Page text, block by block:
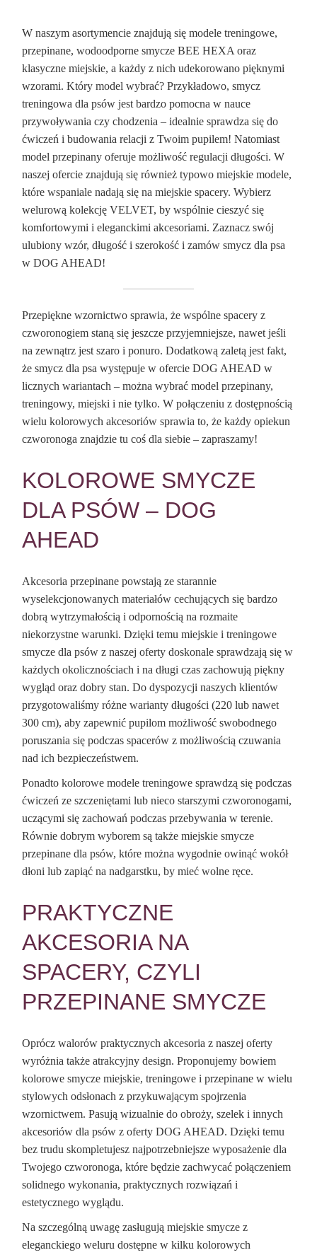
W naszym asortymencie znajdują się modele treningowe,
przepinane, wodoodporne smycze BEE HEXA oraz
klasyczne miejskie, a każdy z nich udekorowano pięknymi
wzorami. Który model wybrać? Przykładowo, smycz
treningowa dla psów jest bardzo pomocna w nauce
przywoływania czy chodzenia – idealnie sprawdza się do
ćwiczeń i budowania relacji z Twoim pupilem! Natomiast
model przepinany oferuje możliwość regulacji długości. W
naszej ofercie znajdują się również typowo miejskie modele,
które wspaniale nadają się na miejskie spacery. Wybierz
welurową kolekcję VELVET, by wspólnie cieszyć się
komfortowymi i eleganckimi akcesoriami. Zaznacz swój
ulubiony wzór, długość i szerokość i zamów smycz dla psa
w DOG AHEAD!
Przepiękne wzornictwo sprawia, że wspólne spacery z
czworonogiem staną się jeszcze przyjemniejsze, nawet jeśli
na zewnątrz jest szaro i ponuro. Dodatkową zaletą jest fakt,
że smycz dla psa występuje w ofercie DOG AHEAD w
licznych wariantach – można wybrać model przepinany,
treningowy, miejski i nie tylko. W połączeniu z dostępnością
wielu kolorowych akcesoriów sprawia to, że każdy opiekun
czworonoga znajdzie tu coś dla siebie – zapraszamy!
KOLOROWE SMYCZE
DLA PSÓW – DOG
AHEAD
Akcesoria przepinane powstają ze starannie
wyselekcjonowanych materiałów cechujących się bardzo
dobrą wytrzymałością i odpornością na rozmaite
niekorzystne warunki. Dzięki temu miejskie i treningowe
smycze dla psów z naszej oferty doskonale sprawdzają się w
każdych okolicznościach i na długi czas zachowują piękny
wygląd oraz dobry stan. Do dyspozycji naszych klientów
przygotowaliśmy różne warianty długości (220 lub nawet
300 cm), aby zapewnić pupilom możliwość swobodnego
poruszania się podczas spacerów z możliwością czuwania
nad ich bezpieczeństwem.
Ponadto kolorowe modele treningowe sprawdzą się podczas
ćwiczeń ze szczeniętami lub nieco starszymi czworonogami,
uczącymi się zachowań podczas przebywania w terenie.
Równie dobrym wyborem są także miejskie smycze
przepinane dla psów, które można wygodnie owinąć wokół
dłoni lub zapiąć na nadgarstku, by mieć wolne ręce.
PRAKTYCZNE
AKCESORIA NA
SPACERY, CZYLI
PRZEPINANE SMYCZE
Oprócz walorów praktycznych akcesoria z naszej oferty
wyróżnia także atrakcyjny design. Proponujemy bowiem
kolorowe smycze miejskie, treningowe i przepinane w wielu
stylowych odsłonach z przykuwającym spojrzenia
wzornictwem. Pasują wizualnie do obroży, szelek i innych
akcesoriów dla psów z oferty DOG AHEAD. Dzięki temu
bez trudu skompletujesz najpotrzebniejsze wyposażenie dla
Twojego czworonoga, które będzie zachwycać połączeniem
solidnego wykonania, praktycznych rozwiązań i
estetycznego wyglądu.
Na szczególną uwagę zasługują miejskie smycze z
eleganckiego weluru dostępne w kilku kolorowych